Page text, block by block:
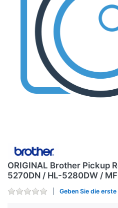
ORIGINAL Brother Pickup
5270DN / HL-5280DW /
Geben Sie die